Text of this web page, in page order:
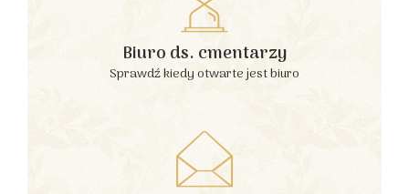
Biuro ds. cmentarzy
Sprawdź kiedy otwarte jest biuro